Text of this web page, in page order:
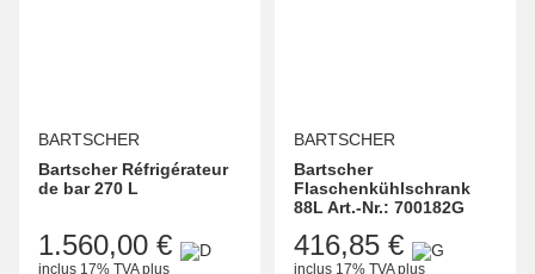
BARTSCHER
Bartscher Réfrigérateur
de bar 270 L
1.560,00 €
inclus 17% TVAplus
BARTSCHER
Bartscher
Flaschenkühlschrank
88L Art.-Nr.: 700182G
416,85 €
inclus 17% TVAplus